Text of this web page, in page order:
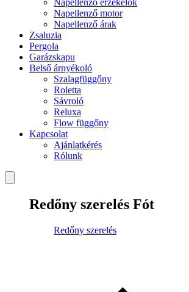
Napellenző érzékelők
Napellenző motor
Napellenző árak
Zsaluzia
Pergola
Garázskapu
Belső árnyékoló
Szalagfüggőny
Roletta
Sávroló
Reluxa
Flow függőny
Kapcsolat
Ajánlatkérés
Rólunk
Redőny szerelés Fót
Redőny szerelés